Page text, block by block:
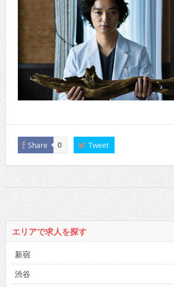
Share 0 Tweet
エリアで求人を探す
新宿
渋谷